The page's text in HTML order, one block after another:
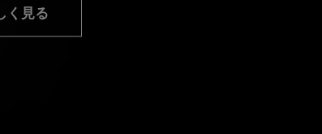
く見る